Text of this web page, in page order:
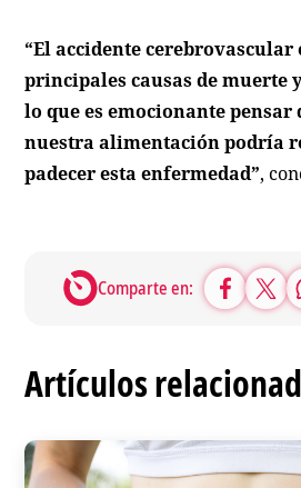
“El accidente cerebrovascular
principales causas de muerte
lo que es emocionante
nuestra alimentación podría
padecer esta enfermedad”,
Comparte en:
Artículos